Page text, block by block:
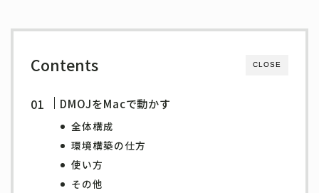
CLOSE
Contents
DMOJをMacで動かす
全体構成
環境構築の仕方
使い方
その他